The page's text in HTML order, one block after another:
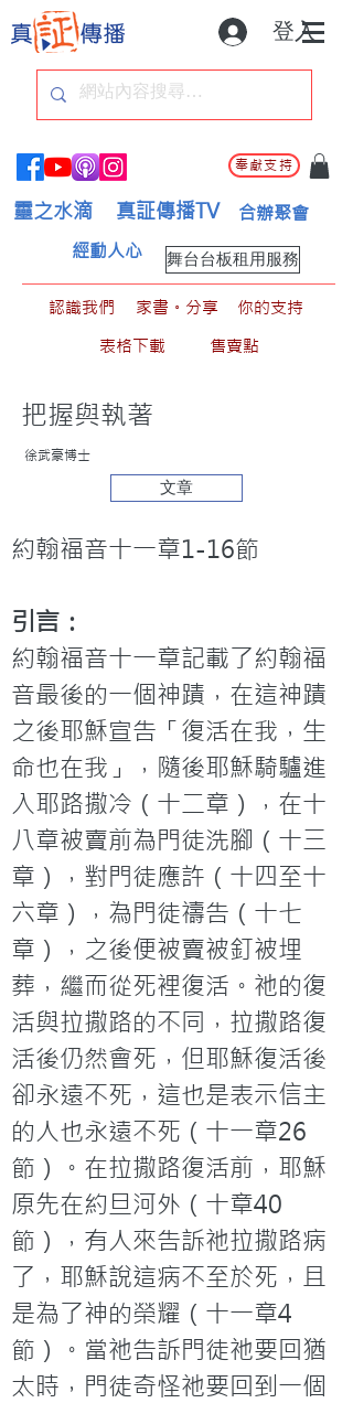
登入
奉獻支持
靈之水滴 真証傳播TV 合辦聚會
舞台台板租用服務
經動人心
認識我們 家書。分享
你的支持
表格下載
售賣點
把握與執著
徐武豪博士
文章
約翰福音十一章1-16節
引言：
約翰福音十一章記載了約翰福
音最後的一個神蹟，在這神蹟
之後耶穌宣告「復活在我，生
命也在我」，隨後耶穌騎驢進
入耶路撒冷（十二章），在十
八章被賣前為門徒洗腳（十三
章），對門徒應許（十四至十
六章），為門徒禱告（十七
章），之後便被賣被釘被埋
葬，繼而從死裡復活。祂的復
活與拉撒路的不同，拉撒路復
活後仍然會死，但耶穌復活後
卻永遠不死，這也是表示信主
的人也永遠不死（十一章26
節）。在拉撒路復活前，耶穌
原先在約旦河外（十章40
節），有人來告訴祂拉撒路病
了，耶穌說這病不至於死，且
是為了神的榮耀（十一章4
節）。當祂告訴門徒祂要回猶
太時，門徒奇怪祂要回到一個